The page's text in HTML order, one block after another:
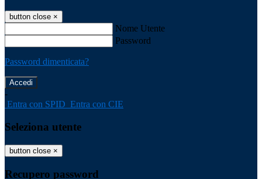
button close ×
Nome Utente
Password
Password dimenticata?
-
Entra con SPID Entra con CIE
Seleziona utente
button close ×
Recupero password